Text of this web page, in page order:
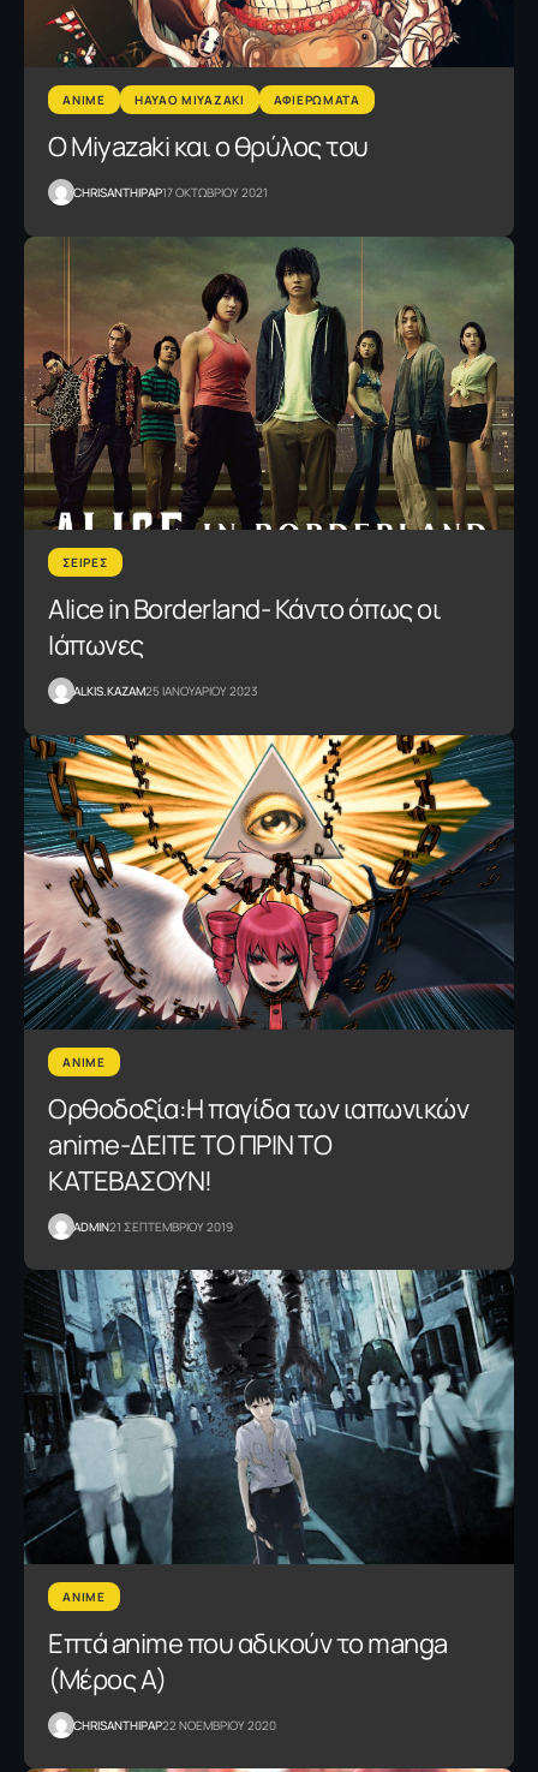
ANIME HAYAO MIYAZAKI ΑΦΙΕΡΩΜΑΤΑ
Ο Miyazaki και ο θρύλος του
CHRISANTHIPAP17 ΟΚΤΩΒΡΙΟΥ 2021
ΣΕΙΡΕΣ
Alice in Borderland- Κάντο όπως οι
Ιάπωνες
ALKIS.KAZAM25 ΙΑΝΟΥΑΡΙΟΥ 2023
ANIME
Ορθοδοξία:Η παγίδα των ιαπωνικών
anime-ΔΕΙΤΕ ΤΟ ΠΡΙΝ ΤΟ
ΚΑΤΕΒΑΣΟΥΝ!
ADMIN21 ΣΕΠΤΕΜΒΡΙΟΥ 2019
ANIME
Επτά anime που αδικούν το manga
(Μέρος Α)
CHRISANTHIPAP22 ΝΟΕΜΒΡΙΟΥ 2020